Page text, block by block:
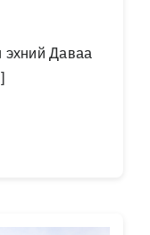
эхний Даваа